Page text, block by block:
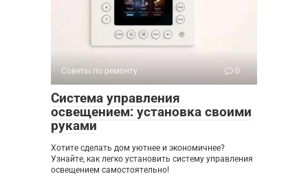
Советы по ремонту 0
Система управления
освещением: установка своими
руками
Хотите сделать дом уютнее и экономичнее?
Узнайте, как легко установить систему управления
освещением самостоятельно!